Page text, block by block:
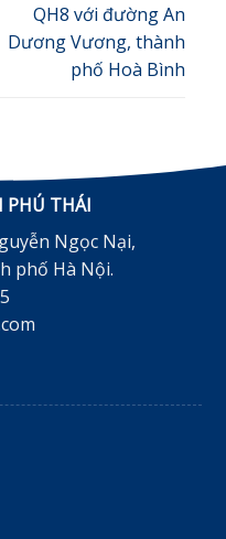
QH8 với đường An
Dương Vương, thành
phố Hoà Bình
PHÚ THÁI
Ngọc Nại,
phố Hà Nội.